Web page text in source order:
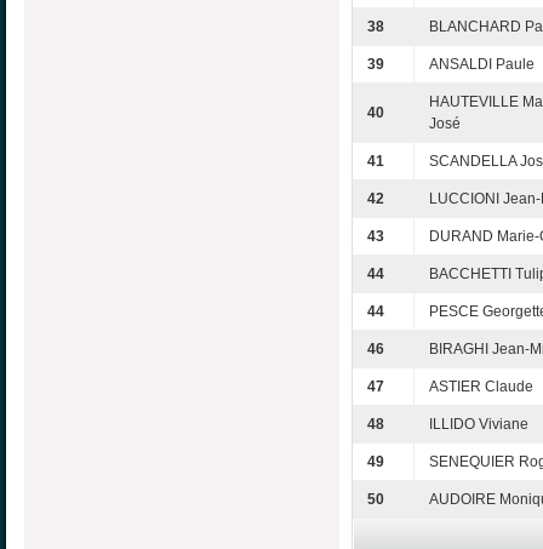
38 BLANCHARD
39 ANSALDI Paule
40
HAUTEVILLE
José
41 SCANDELLA
42 LUCCIONI
43 DURAND
44 BACCHETTI
44 PESCE
46 BIRAGHI Jean-
47 ASTIER Claude
48 ILLIDO Viviane
49 SENEQUIER
50 AUDOIRE